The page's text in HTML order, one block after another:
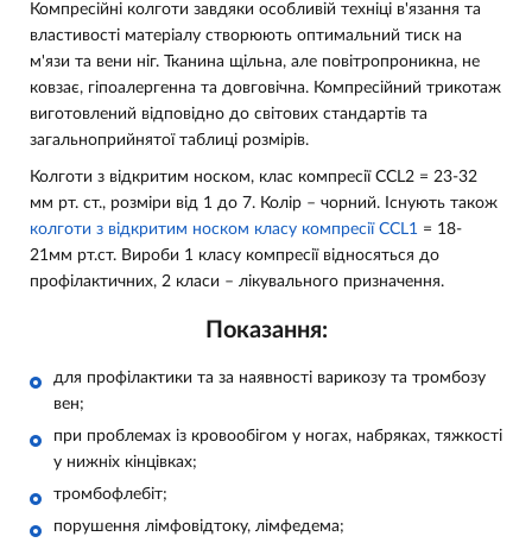
Компресійні колготи завдяки особливій техніці в'язання та
властивості матеріалу створюють оптимальний тиск на
м'язи та вени ніг. Тканина щільна, але повітропроникна, не
ковзає, гіпоалергенна та довговічна. Компресійний трикотаж
виготовлений відповідно до світових стандартів та
загальноприйнятої таблиці розмірів.
Колготи з відкритим носком, клас компресії CCL2 = 23-32
мм рт. ст., розміри від 1 до 7. Колір – чорний. Існують також
колготи з відкритим носком класу компресії CCL1 = 18-
21мм рт.ст. Вироби 1 класу компресії відносяться до
профілактичних, 2 класи – лікувального призначення.
Показання:
для профілактики та за наявності варикозу та тромбозу
вен;
при проблемах із кровообігом у ногах, набряках, тяжкості
у нижніх кінцівках;
тромбофлебіт;
порушення лімфовідтоку, лімфедема;